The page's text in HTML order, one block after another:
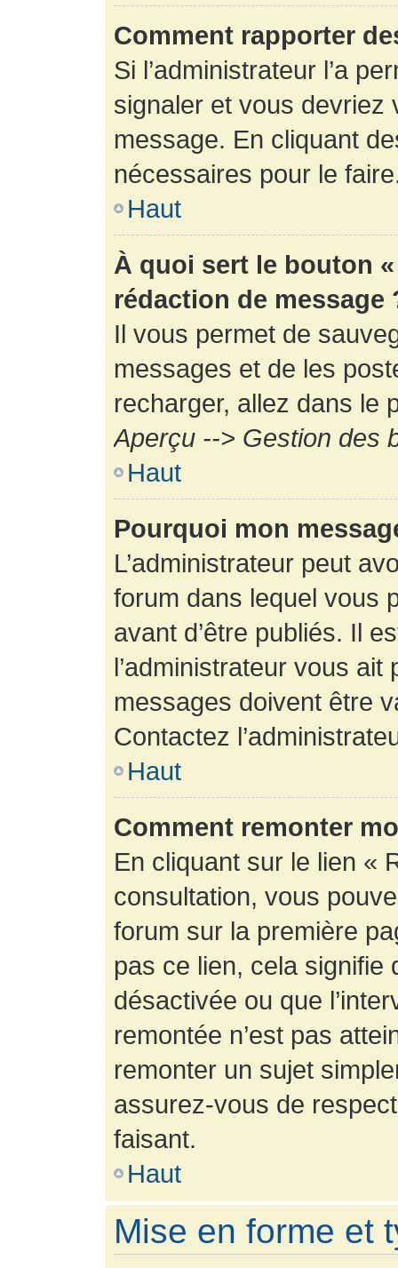
Comment rapporter
Si l’administrateur l’a
signaler et vous devriez
message. En cliquant
nécessaires pour le
Haut
À quoi sert le bouton
rédaction de message
Il vous permet de
messages et de les
recharger, allez dans le
Aperçu --> Gestion des
Haut
Pourquoi mon
L’administrateur peut
forum dans lequel vous
avant d’être publiés. Il
l’administrateur vous
messages doivent être
Contactez
Haut
Comment remonter
En cliquant sur le lien «
consultation, vous
forum sur la première
pas ce lien, cela signifie
désactivée ou que
remontée n’est pas
remonter un sujet
assurez-vous de
faisant.
Haut
Mise en forme et